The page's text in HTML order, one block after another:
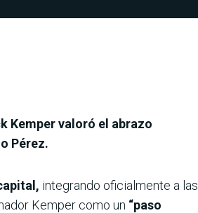
Kemper valoró el abrazo
Pérez.
integrando oficialmente a las
Kemper como un “paso